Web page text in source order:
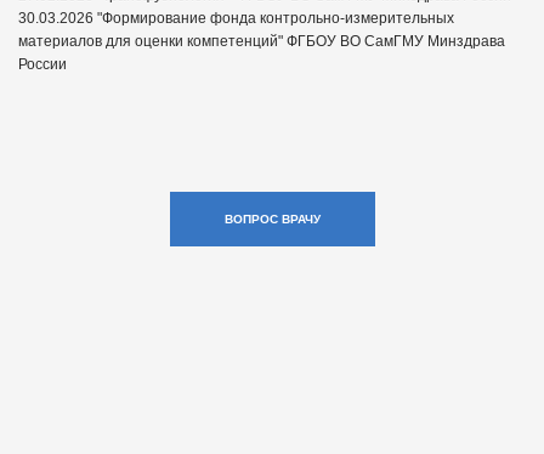
30.03.2026 "Формирование фонда контрольно-измерительных
материалов для оценки компетенций" ФГБОУ ВО СамГМУ Минздрава
России
ВОПРОС ВРАЧУ